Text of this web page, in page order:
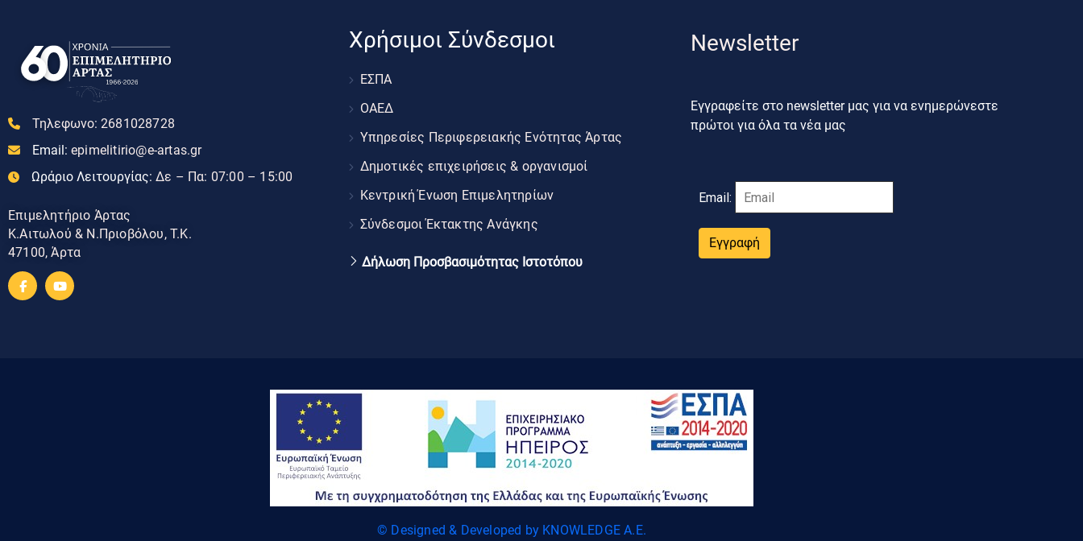
Τηλεφωνο: 2681028728
Email: epimelitirio@e-artas.gr
Ωράριο Λειτουργίας: Δε – Πα: 07:00 – 15:00
Επιμελητήριο Άρτας
Κ.Αιτωλού & Ν.Πριοβόλου, Τ.Κ.
47100, Άρτα
Χρήσιμοι Σύνδεσμοι
ΕΣΠΑ
ΟΑΕΔ
Υπηρεσίες Περιφερειακής Ενότητας Άρτας
Δημοτικές επιχειρήσεις & οργανισμοί
Κεντρική Ένωση Επιμελητηρίων
Σύνδεσμοι Έκτακτης Ανάγκης
Δήλωση Προσβασιμότητας Ιστοτόπου
Newsletter
Εγγραφείτε στο newsletter μας για να ενημερώνεστε
πρώτοι για όλα τα νέα μας
Email:
Εγγραφή
© Designed & Developed by KNOWLEDGE A.E.